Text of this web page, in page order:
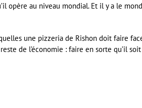
opère au niveau mondial. Et il y a le
une pizzeria de Rishon doit faire
de l’économie : faire en sorte qu’il soit